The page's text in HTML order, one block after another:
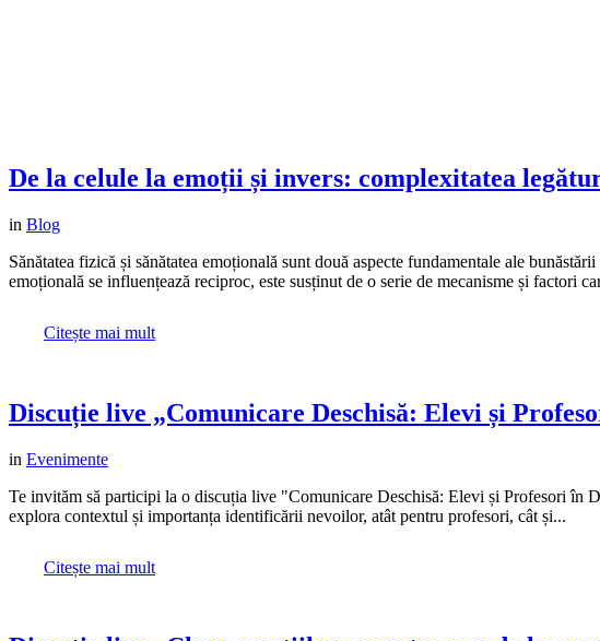
De la celule la emoții și invers: complexitatea
in Blog
Sănătatea fizică și sănătatea emoțională sunt două aspecte fundamentale ale
emoțională se influențează reciproc, este susținut de o serie de mecanisme și factori
Citește mai mult
Discuție live „Comunicare Deschisă: Elevi și
in Evenimente
Te invităm să participi la o discuția live "Comunicare Deschisă: Elevi și Profesori în
explora contextul și importanța identificării nevoilor, atât pentru profesori, cât și...
Citește mai mult